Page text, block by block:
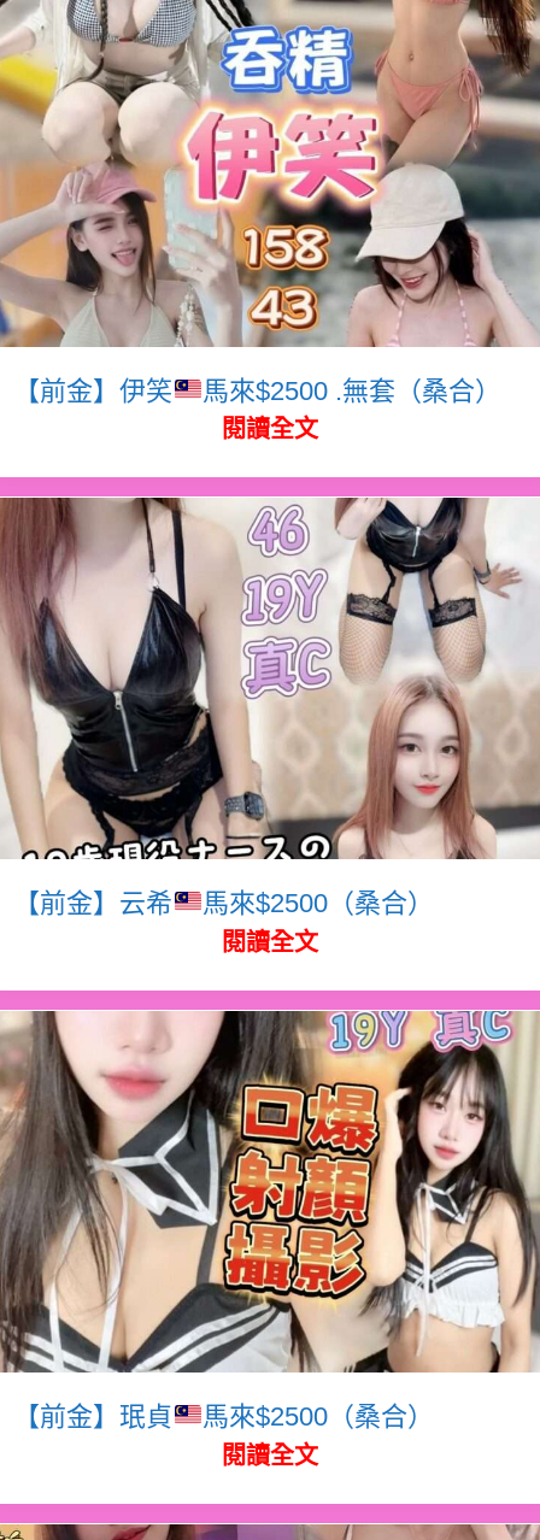
【前金】伊笑 馬來$2500 .無套（桑合）
閱讀全文
【前金】云希 馬來$2500（桑合）
閱讀全文
【前金】珉貞 馬來$2500（桑合）
閱讀全文